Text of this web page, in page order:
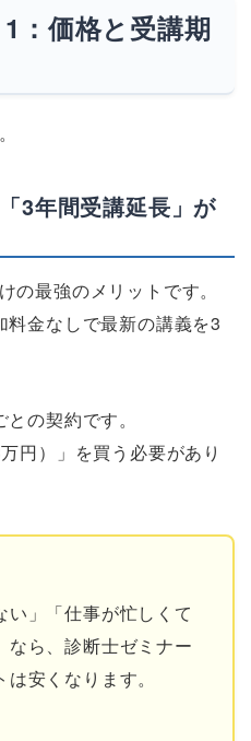
：価格と受講期
3年間受講延長」が
の最強のメリットです。
料金なしで最新の講義を3
の契約です。
円）」を買う必要があり
い」「仕事が忙しくて
なら、診断士ゼミナー
安くなります。